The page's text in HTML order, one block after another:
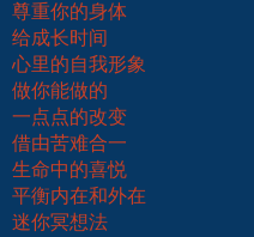
尊重你的身体
给成长时间
心里的自我形象
做你能做的
一点点的改变
借由苦难合一
生命中的喜悦
平衡内在和外在
迷你冥想法